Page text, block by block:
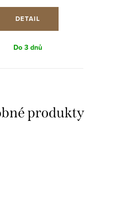
DETAIL
Do 3 dnů